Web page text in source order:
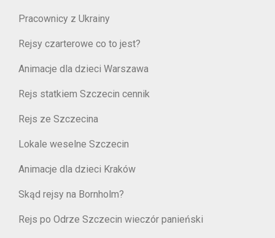
Pracownicy z Ukrainy
Rejsy czarterowe co to jest?
Animacje dla dzieci Warszawa
Rejs statkiem Szczecin cennik
Rejs ze Szczecina
Lokale weselne Szczecin
Animacje dla dzieci Kraków
Skąd rejsy na Bornholm?
Rejs po Odrze Szczecin wieczór panieński